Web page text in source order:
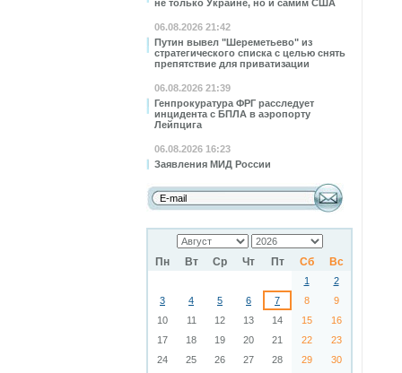
не только Украине, но и самим США
06.08.2026 21:42
Путин вывел "Шереметьево" из
стратегического списка с целью снять
препятствие для приватизации
06.08.2026 21:39
Генпрокуратура ФРГ расследует
инцидента с БПЛА в аэропорту
Лейпцига
06.08.2026 16:23
Заявления МИД России
Пн Вт Ср Чт Пт Сб Вс
1
2
3
4 5 6 7 8
9
10
11 12 13 14 15
16
17
18 19 20 21 22
23
24
25 26 27 28 29 30